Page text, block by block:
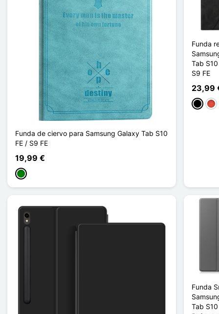
Funda de ciervo para Samsung Galaxy Tab S10
FE / S9 FE
19,99 €
Verde
Funda
Tab
S9 FE
23,99
Negro
Funda
Tab